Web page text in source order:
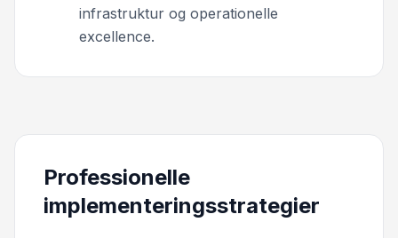
infrastruktur og operationelle
excellence.
Professionelle
implementeringsstrategier